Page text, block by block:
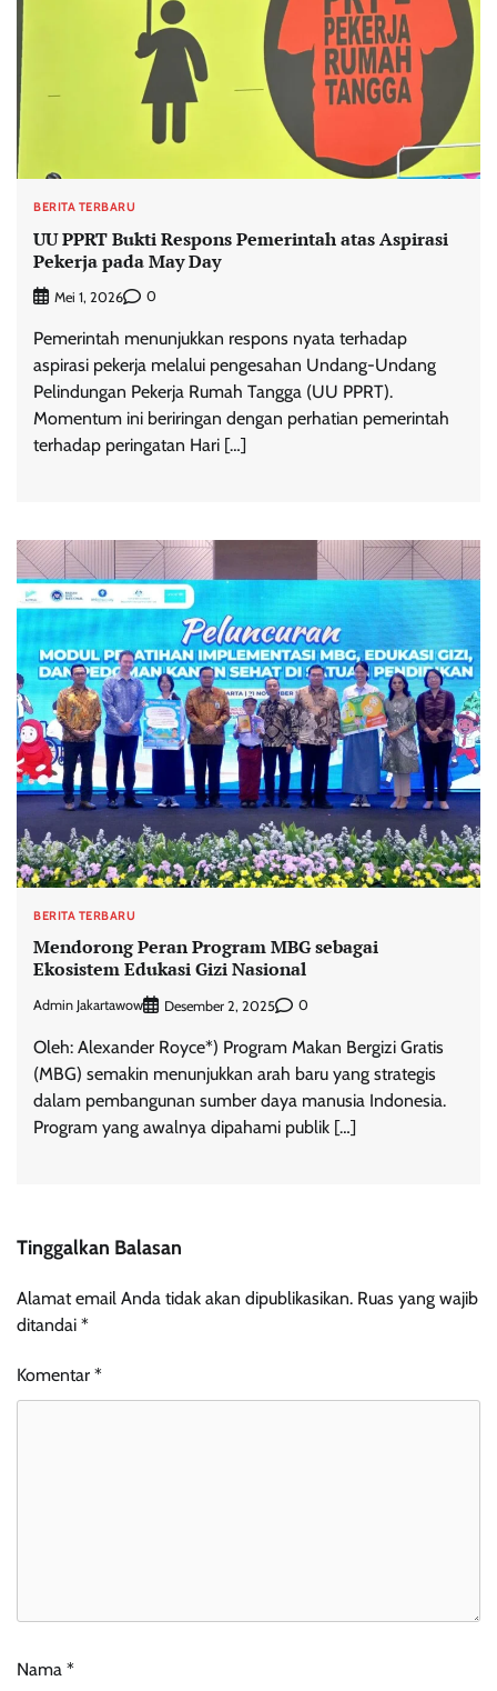
BERITA TERBARU
UU PPRT Bukti Respons Pemerintah atas Aspirasi
Pekerja pada May Day
Mei 1, 2026 0
Pemerintah menunjukkan respons nyata terhadap
aspirasi pekerja melalui pengesahan Undang-Undang
Pelindungan Pekerja Rumah Tangga (UU PPRT).
Momentum ini beriringan dengan perhatian pemerintah
terhadap peringatan Hari […]
BERITA TERBARU
Mendorong Peran Program MBG sebagai
Ekosistem Edukasi Gizi Nasional
Admin Jakartawow Desember 2, 2025 0
Oleh: Alexander Royce*) Program Makan Bergizi Gratis
(MBG) semakin menunjukkan arah baru yang strategis
dalam pembangunan sumber daya manusia Indonesia.
Program yang awalnya dipahami publik […]
Tinggalkan Balasan
Alamat email Anda tidak akan dipublikasikan. Ruas yang wajib
ditandai *
Komentar *
Nama *